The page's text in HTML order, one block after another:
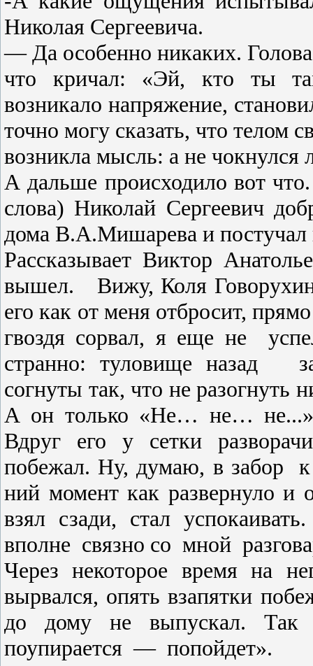
Николая Сер­геевича.
— Да особенно никаких.
что кричал: «Эй, кто ты
возникало напряже­ние,
точно могу сказать, что телом
возникла мысль: а не чокнулся
А дальше происходило вот
слова) Нико­лай Сергеевич
дома В.А.Мишарева и по­стучал
Рассказывает Виктор
вышел.
Вижу, Коля
его как от меня отбросит,
гвоздя сорвал, я еще не
странно: туловище назад
согнуты так, что не разо­гнуть
А он только «Не… не… не...»
Вдруг его у сетки
побежал. Ну, думаю, в забор
ний момент как развернуло и
взял сзади, стал
вполне связно со мной
Через некоторое время на
вырвался, опять взапятки
до дому не выпускал. Так
поупирается — попойдет».